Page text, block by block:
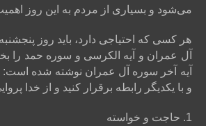
می‌شود و بسیاری از مردم به این روز
هر کسی که احتیاجی دارد، باید روز
آل عمران و آیه الکرسی و سوره حمد را
آیه آخر سوره آل عمران نوشته شده است:
و با یکدیگر رابطه برقرار کنید و از خدا پروایی
1. حاجت و خواسته